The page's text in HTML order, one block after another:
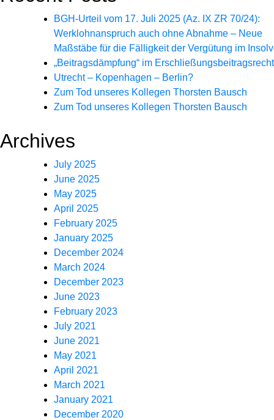
BGH-Urteil vom 17. Juli 2025 (Az. IX ZR 70/24):
Werklohnanspruch auch ohne Abnahme – Neue
Maßstäbe für die Fälligkeit der Vergütung im
„Beitragsdämpfung“ im Erschließungsbeitragsrecht
Utrecht – Kopenhagen – Berlin?
Zum Tod unseres Kollegen Thorsten Bausch
Zum Tod unseres Kollegen Thorsten Bausch
Archives
July 2025
June 2025
May 2025
April 2025
February 2025
January 2025
December 2024
March 2024
December 2023
June 2023
February 2023
July 2021
June 2021
May 2021
April 2021
March 2021
January 2021
December 2020